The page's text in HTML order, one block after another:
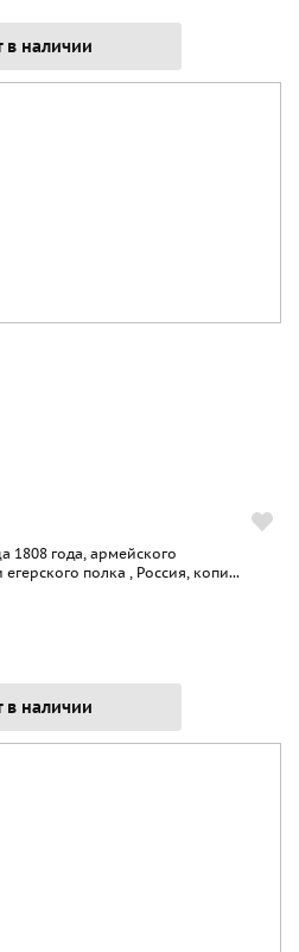
в наличии
1808 года, армейского
полка , Россия, копи...
в наличии